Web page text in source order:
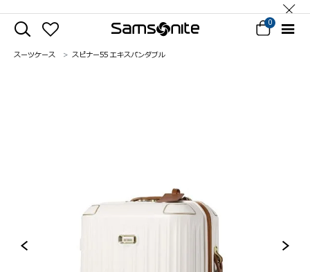
0
スーツケース スピナー55 エキスパンダブル